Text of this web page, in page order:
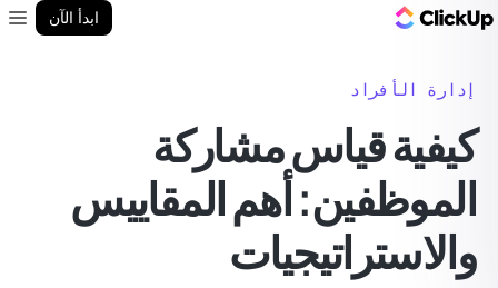
ابدأ الآن
إدارة الأفراد
كيفية قياس مشاركة
الموظفين: أهم المقاييس
والاستراتيجيات